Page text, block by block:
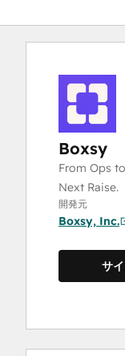
Boxsy
From Ops
Next Raise.
開発元
Boxsy, Inc.
サ